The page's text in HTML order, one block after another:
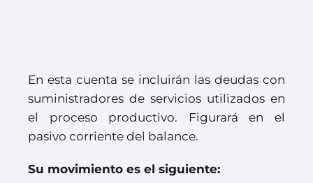
En esta cuenta se incluirán las deudas con
suministradores de servicios utilizados en
el proceso productivo. Figurará en el
pasivo corriente del balance.
Su movimiento es el siguiente: